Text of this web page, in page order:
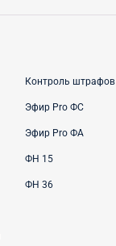
Контроль штрафов
Эфир Pro ФС
Эфир Pro ФА
ФН 15
ФН 36